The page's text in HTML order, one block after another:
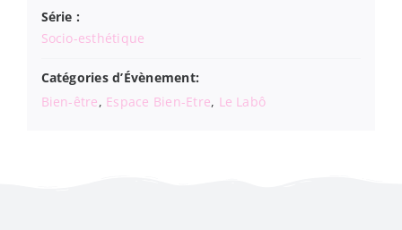
Série :
Socio-esthétique
Catégories d’Évènement:
Bien-être, Espace Bien-Etre, Le Labô